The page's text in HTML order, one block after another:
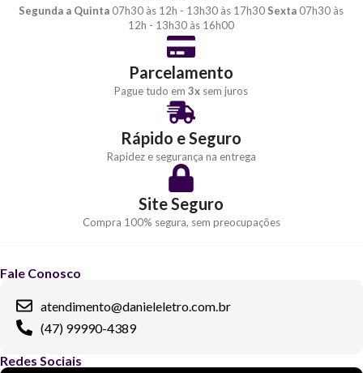
Segunda a Quinta 07h30 às 12h - 13h30 às 17h30 Sexta 07h30 às
12h - 13h30 às 16h00
Parcelamento
Pague tudo em3x sem juros
Rápido e Seguro
Rapidez e segurança na entrega
Site Seguro
Compra 100% segura, sem preocupações
Fale Conosco
atendimento@danieleletro.com.br
(47) 99990-4389
Redes Sociais